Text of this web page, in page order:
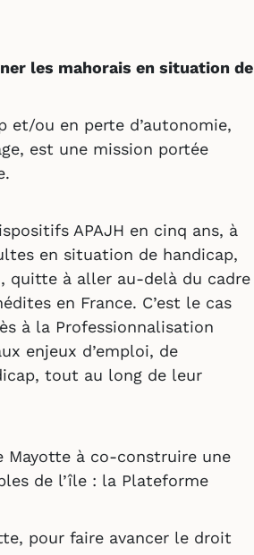
les mahorais en situation de
et/ou en perte d’autonomie,
est une mission portée
APAJH en cinq ans, à
en situation de handicap,
quitte à aller au-delà du cadre
en France. C’est le cas
à la Professionnalisation
enjeux d’emploi, de
tout au long de leur
Mayotte à co-construire une
de l’île : la Plateforme
pour faire avancer le droit